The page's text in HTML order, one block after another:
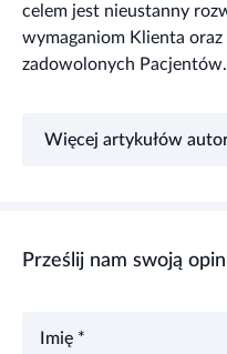
celem jest nieustanny
wymaganiom Klienta oraz
zadowolonych
Więcej artykułów
Prześlij nam swoją
Imię *